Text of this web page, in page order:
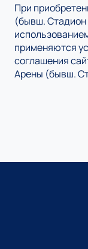
При
(бывш.
применяются
соглашения
Арены (бывш.